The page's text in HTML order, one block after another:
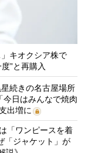
キオクシア株で
”と再購入
続きの名古屋場所
今日はみんなで焼肉
出増に
「ワンピースを着
「ジャケット」が